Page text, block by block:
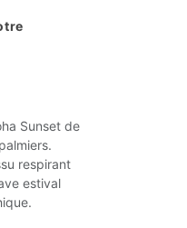
Sunset de
respirant
estival